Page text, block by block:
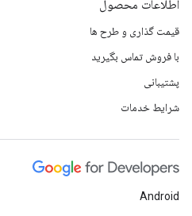
اطلاعات محصول
قیمت گذاری و طرح ها
با فروش تماس بگیرید
پشتیبانی
شرایط خدمات
Android